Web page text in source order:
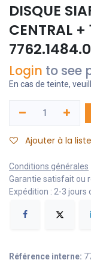
DISQUE
CENTRAL +
Login to see
En cas de teinte,
Ajouter à la
Conditions générales
Garantie satisfait ou
Expédition : 2-3 jours
Référence interne: